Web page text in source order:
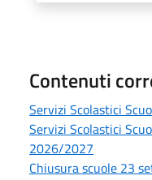
Contenuti
Servizi Scolastici
Servizi Scolastici
2026/2027
Chiusura scuole 23